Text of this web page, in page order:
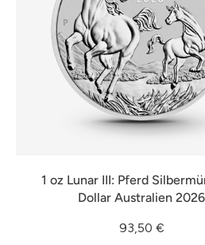
1 oz Lunar III: Pferd
Dollar Australien 2026
93,50 €